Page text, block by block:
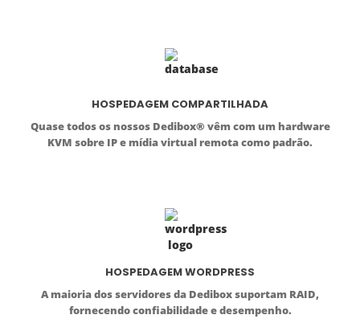
HOSPEDAGEM COMPARTILHADA
Quase todos os nossos Dedibox® vêm com um hardware
KVM sobre IP e mídia virtual remota como padrão.
HOSPEDAGEM WORDPRESS
A maioria dos servidores da Dedibox suportam RAID,
fornecendo confiabilidade e desempenho.